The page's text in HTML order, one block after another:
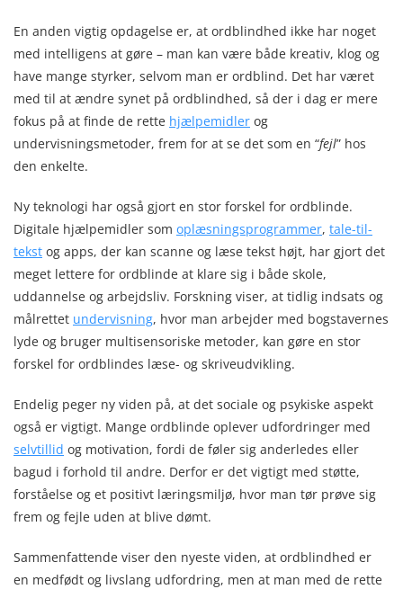
En anden vigtig opdagelse er, at ordblindhed ikke har noget
med intelligens at gøre – man kan være både kreativ, klog og
have mange styrker, selvom man er ordblind. Det har været
med til at ændre synet på ordblindhed, så der i dag er mere
fokus på at finde de rette hjælpemidler og
undervisningsmetoder, frem for at se det som en “fejl” hos
den enkelte.
Ny teknologi har også gjort en stor forskel for ordblinde.
Digitale hjælpemidler som oplæsningsprogrammer, tale-til-
tekst og apps, der kan scanne og læse tekst højt, har gjort det
meget lettere for ordblinde at klare sig i både skole,
uddannelse og arbejdsliv. Forskning viser, at tidlig indsats og
målrettet undervisning, hvor man arbejder med bogstavernes
lyde og bruger multisensoriske metoder, kan gøre en stor
forskel for ordblindes læse- og skriveudvikling.
Endelig peger ny viden på, at det sociale og psykiske aspekt
også er vigtigt. Mange ordblinde oplever udfordringer med
selvtillid og motivation, fordi de føler sig anderledes eller
bagud i forhold til andre. Derfor er det vigtigt med støtte,
forståelse og et positivt læringsmiljø, hvor man tør prøve sig
frem og fejle uden at blive dømt.
Sammenfattende viser den nyeste viden, at ordblindhed er
en medfødt og livslang udfordring, men at man med de rette